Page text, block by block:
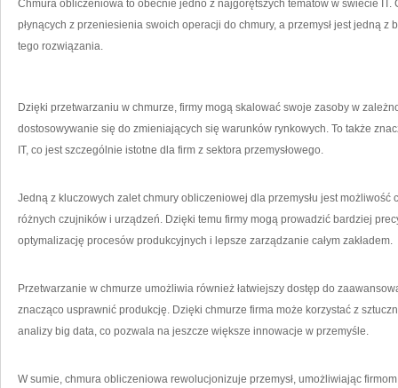
Chmura obliczeniowa to ⁢obecnie jedno z najgorętszych tematów w świecie
płynących z przeniesienia swoich operacji do chmury, a przemysł​ jest jedną z
tego rozwiązania.
Dzięki przetwarzaniu w chmurze, firmy mogą ‌skalować swoje⁣ zasoby⁢ w
dostosowywanie się do ​zmieniających się warunków rynkowych. To ​także
IT, co jest szczególnie istotne dla‌ firm z sektora przemysłowego.
Jedną ⁢z⁢ kluczowych zalet chmury​ obliczeniowej dla przemysłu ⁣jest
różnych ​czujników i ​urządzeń. Dzięki temu firmy mogą prowadzić bardziej
optymalizację procesów produkcyjnych⁤ i lepsze zarządzanie całym zakładem.
Przetwarzanie w chmurze umożliwia również łatwiejszy dostęp do
znacząco usprawnić produkcję. Dzięki chmurze firma⁢ może korzystać ​z​
analizy big data, co pozwala⁢ na jeszcze większe innowacje w przemyśle.
W sumie, chmura obliczeniowa rewolucjonizuje przemysł, umożliwiając